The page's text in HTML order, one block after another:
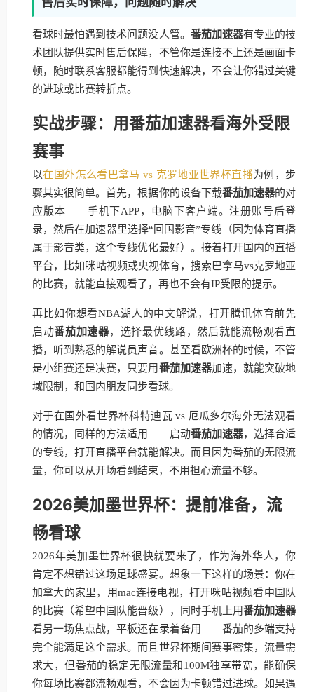
看球时最怕遇到技术问题没人管。 番茄加速器有专业的技
术团队提供实时售后保障，不管你是连接不上还是画面卡
顿，随时联系客服都能得到快速解决，不会让你错过关键
的进球或比赛转折点。
实战步骤：用番茄加速器看海外受限
赛事
以在国外怎么看巴拿马 vs 克罗地亚世界杯直播为例，步
骤其实很简单。首先，根据你的设备下载番茄加速器的对
应版本——手机下APP，电脑下客户端。注册账号后登
录，然后在加速器里选择“回国影音”专线（因为体育直播
属于影音类，这个专线优化最好）。接着打开国内的直播
平台，比如咪咕视频或央视体育，搜索巴拿马vs克罗地亚
的比赛，就能直接观看了，再也不会有IP受限的提示。
再比如你想看NBA湖人的中文解说，打开腾讯体育前先
启动番茄加速器，选择最优线路，然后就能流畅观看直
播，听到熟悉的解说员声音。甚至看欧洲杯的时候，不管
是小组赛还是决赛，只要用番茄加速器加速，就能突破地
域限制，和国内朋友同步看球。
对于在国外看世界杯科特迪瓦 vs 厄瓜多尔海外无法观看
的情况，同样的方法适用——启动番茄加速器，选择合适
的专线，打开直播平台就能解决。而且因为番茄的无限流
量，你可以从开场看到结束，不用担心流量不够。
2026美加墨世界杯：提前准备，流
畅看球
2026年美加墨世界杯很快就要来了，作为海外华人，你
肯定不想错过这场足球盛宴。想象一下这样的场景：你在
加拿大的家里，用mac连接电视，打开咪咕视频看中国队
的比赛（希望中国队能晋级），同时手机上用番茄加速器
看另一场焦点战，平板还在录着备用——番茄的多端支持
完全能满足这个需求。而且世界杯期间赛事密集，流量需
求大，但番茄的稳定无限流量和100M独享带宽，能确保
你每场比赛都流畅观看，不会因为卡顿错过进球。如果遇